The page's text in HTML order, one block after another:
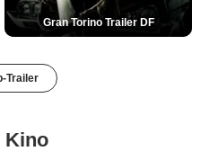
Gran Torino Trailer DF
Trailer
Kino